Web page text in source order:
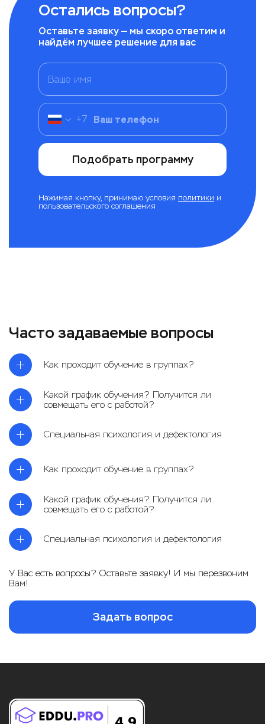
Остались вопросы?
Оставьте заявку — мы скоро ответим и
найдём лучшее решение для вас
+7
Подобрать программу
Нажимая кнопку, принимаю условия политики и
пользовательского соглашения
Часто задаваемые вопросы
Как проходит обучение в группах?
Какой график обучения? Получится ли
совмещать его с работой?
Специальная психология и дефектология
Как проходит обучение в группах?
Какой график обучения? Получится ли
совмещать его с работой?
Специальная психология и дефектология
У Вас есть вопросы? Оставьте заявку! И мы перезвоним
Вам!
Задать вопрос